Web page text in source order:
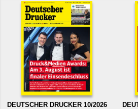
DEUTSCHER DRUCKER 10/2026